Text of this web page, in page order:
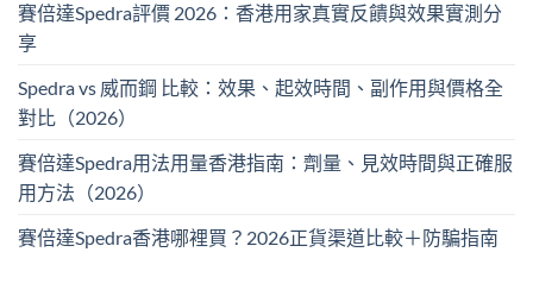
賽倍達Spedra評價 2026：香港用家真實反饋與效果實測分
享
Spedra vs 威而鋼 比較：效果、起效時間、副作用與價格全
對比（2026）
賽倍達Spedra用法用量香港指南：劑量、見效時間與正確服
用方法（2026）
賽倍達Spedra香港哪裡買？2026正貨渠道比較＋防騙指南